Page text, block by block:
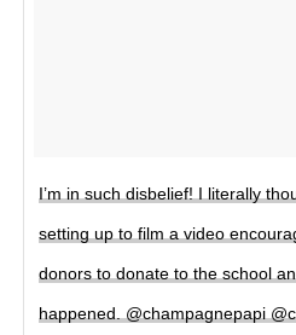
I’m in such disbelief! I literally
setting up to film a video
donors to donate to the school
happened. @champagnepapi